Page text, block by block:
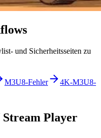
und Sicherheitsseiten zu
M3U8-Fehler
4K-M3U8-
Player